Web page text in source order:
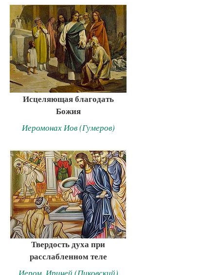
Исцеляющая благодать
Божия
Иеромонах Иов (Гумеров)
Твердость духа при
расслабленном теле